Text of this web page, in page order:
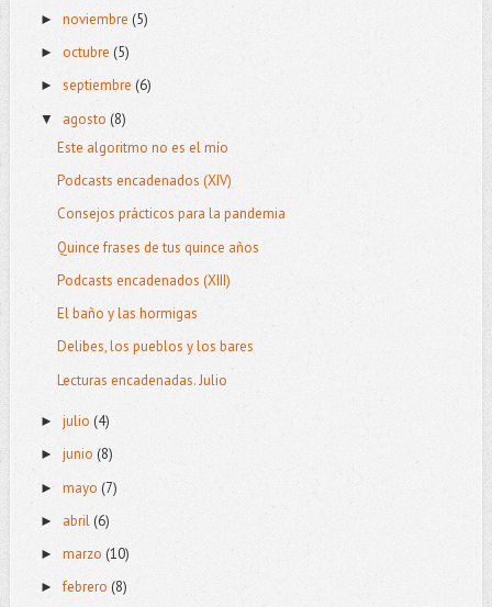
► noviembre (5)
► octubre (5)
► septiembre (6)
▼ agosto (8)
Este algoritmo no es el mío
Podcasts encadenados (XIV)
Consejos prácticos para la pandemia
Quince frases de tus quince años
Podcasts encadenados (XIII)
El baño y las hormigas
Delibes, los pueblos y los bares
Lecturas encadenadas. Julio
► julio (4)
► junio (8)
► mayo (7)
► abril(6)
► marzo (10)
►febrero (8)